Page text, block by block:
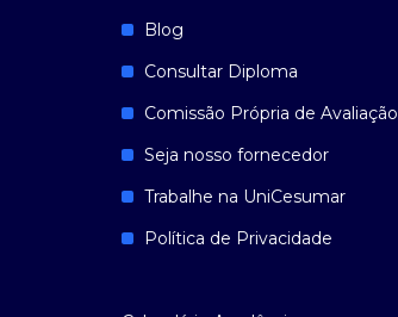
Blog
Consultar Diploma
Comissão Própria de Avaliação
Seja nosso fornecedor
Trabalhe na UniCesumar
Política de Privacidade